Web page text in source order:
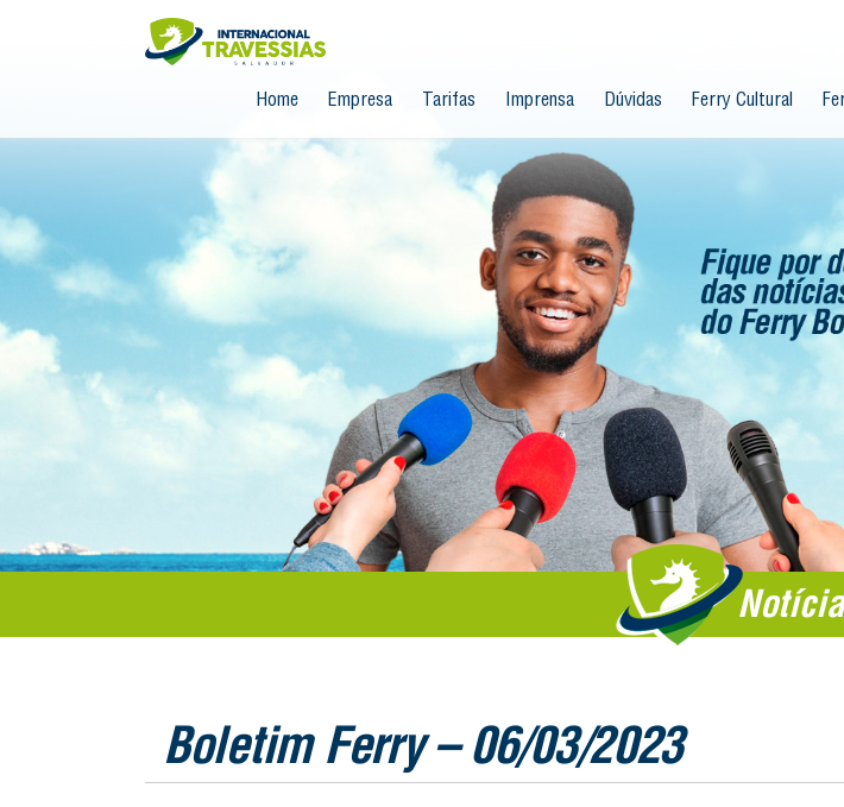
Home Empresa Tarifas Imprensa Dúvidas Ferry Cultural
Boletim Ferry – 06/03/2023